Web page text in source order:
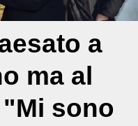
a
ma al
sono